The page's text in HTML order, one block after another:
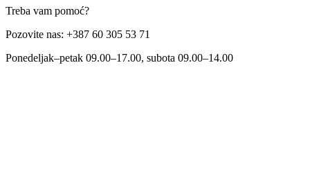
Treba vam pomoć?
Pozovite nas: +387 60 305 53 71
Ponedeljak–petak 09.00–17.00, subota 09.00–14.00